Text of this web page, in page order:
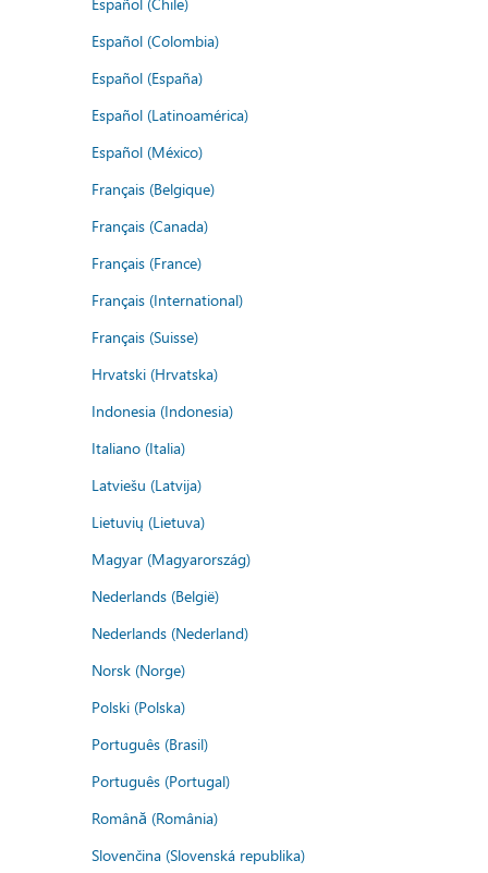
Español (Colombia)
Español (España)
Español (Latinoamérica)
Español (México)
Français (Belgique)
Français (Canada)
Français (France)
Français (International)
Français (Suisse)
Hrvatski (Hrvatska)
Indonesia (Indonesia)
Italiano (Italia)
Latviešu (Latvija)
Lietuvių (Lietuva)
Magyar (Magyarország)
Nederlands (België)
Nederlands (Nederland)
Norsk (Norge)
Polski (Polska)
Português (Brasil)
Português (Portugal)
Română (România)
Slovenčina (Slovenská republika)